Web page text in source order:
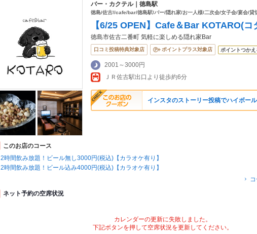
バー・カクテル｜徳島駅
徳島/佐古//cafe/bar/徳島駅/バー/隠れ家/お一人様/二次会/女子会/宴会/貸
【6/25 OPEN】Cafe＆Bar KOTARO(コ
徳島市佐古二番町 気軽に楽しめる隠れ家Bar
口コミ投稿特典対象店 ポイントプラス対象店 ポイントつかえ
2001～3000円
ＪＲ佐古駅出口より徒歩約6分
インスタのストーリー投稿でハイボー
このお店のコース
2時間飲み放題！ビール無し3000円(税込)【カラオケ有り】
2時間飲み放題！ビール込み4000円(税込)【カラオケ有り】
ネット予約の空席状況
カレンダーの更新に失敗しました。
下記ボタンを押して空席状況を更新してください。